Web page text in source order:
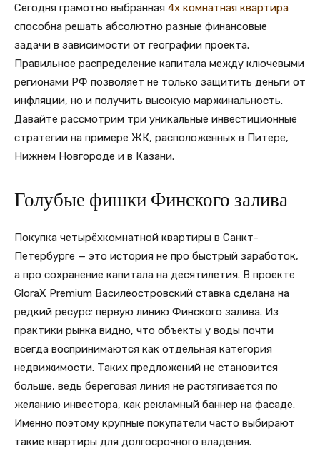
Сегодня грамотно выбранная 4х комнатная квартира
способна решать абсолютно разные финансовые
задачи в зависимости от географии проекта.
Правильное распределение капитала между ключевыми
регионами РФ позволяет не только защитить деньги от
инфляции, но и получить высокую маржинальность.
Давайте рассмотрим три уникальные инвестиционные
стратегии на примере ЖК, расположенных в Питере,
Нижнем Новгороде и в Казани.
Голубые фишки Финского залива
Покупка четырёхкомнатной квартиры в Санкт-
Петербурге — это история не про быстрый заработок,
а про сохранение капитала на десятилетия. В проекте
GloraX Premium Василеостровский ставка сделана на
редкий ресурс: первую линию Финского залива. Из
практики рынка видно, что объекты у воды почти
всегда воспринимаются как отдельная категория
недвижимости. Таких предложений не становится
больше, ведь береговая линия не растягивается по
желанию инвестора, как рекламный баннер на фасаде.
Именно поэтому крупные покупатели часто выбирают
такие квартиры для долгосрочного владения.